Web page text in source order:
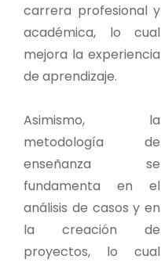
carrera profesional y
académica, lo cual
mejora la experiencia
de aprendizaje.
Asimismo, la
metodología de
enseñanza se
fundamenta en el
análisis de casos y en
la creación de
proyectos, lo cual